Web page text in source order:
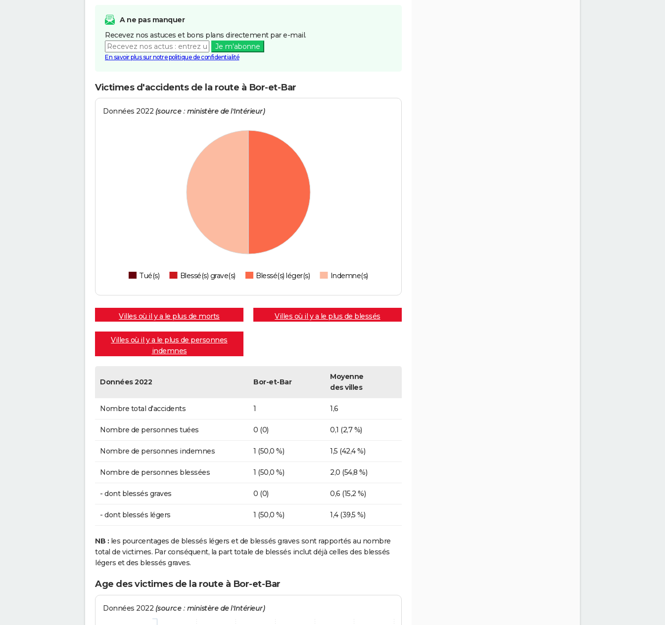
A ne pas manquer
Recevez nos astuces et bons plans directement par e-mail.
Je m'abonne
En savoir plus sur notre politique de confidentialité
Victimes d'accidents de la route à Bor-et-Bar
Données 2022 (source : ministère de l'Intérieur)
Tué(s) Blessé(s) grave(s) Blessé(s) léger(s) Indemne(s)
Villes où il y a le plus de morts Villes où il y a le plus de blessés
Villes où il y a le plus de personnes
indemnes
Données 2022 Bor-et-Bar
Moyenne
des villes
Nombre total d'accidents 1 1,6
Nombre de personnes tuées 0 (0) 0,1 (2,7 %)
Nombre de personnes indemnes 1 (50,0 %) 1,5 (42,4 %)
Nombre de personnes blessées 1 (50,0 %) 2,0 (54,8 %)
- dont blessés graves 0 (0) 0,6 (15,2 %)
- dont blessés légers 1 (50,0 %) 1,4 (39,5 %)
NB : les pourcentages de blessés légers et de blessés graves sont rapportés au nombre
total de victimes. Par conséquent, la part totale de blessés inclut déjà celles des blessés
légers et des blessés graves.
Age des victimes de la route à Bor-et-Bar
Données 2022 (source : ministère de l'Intérieur)